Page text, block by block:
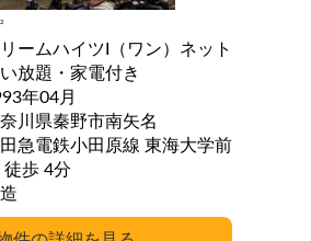
2
リームハイツI（ワン）ネット
放題・家電付き
年04月
川県秦野市南矢名
急電鉄小田原線 東海大学前
駅 徒歩 4分